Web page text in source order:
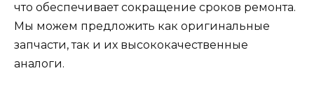
что обеспечивает сокращение сроков ремонта.
Мы можем предложить как оригинальные
запчасти, так и их высококачественные
аналоги.